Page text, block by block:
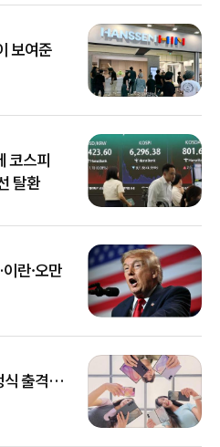
보여준
코스피
탈환
란·오만
식 출격…